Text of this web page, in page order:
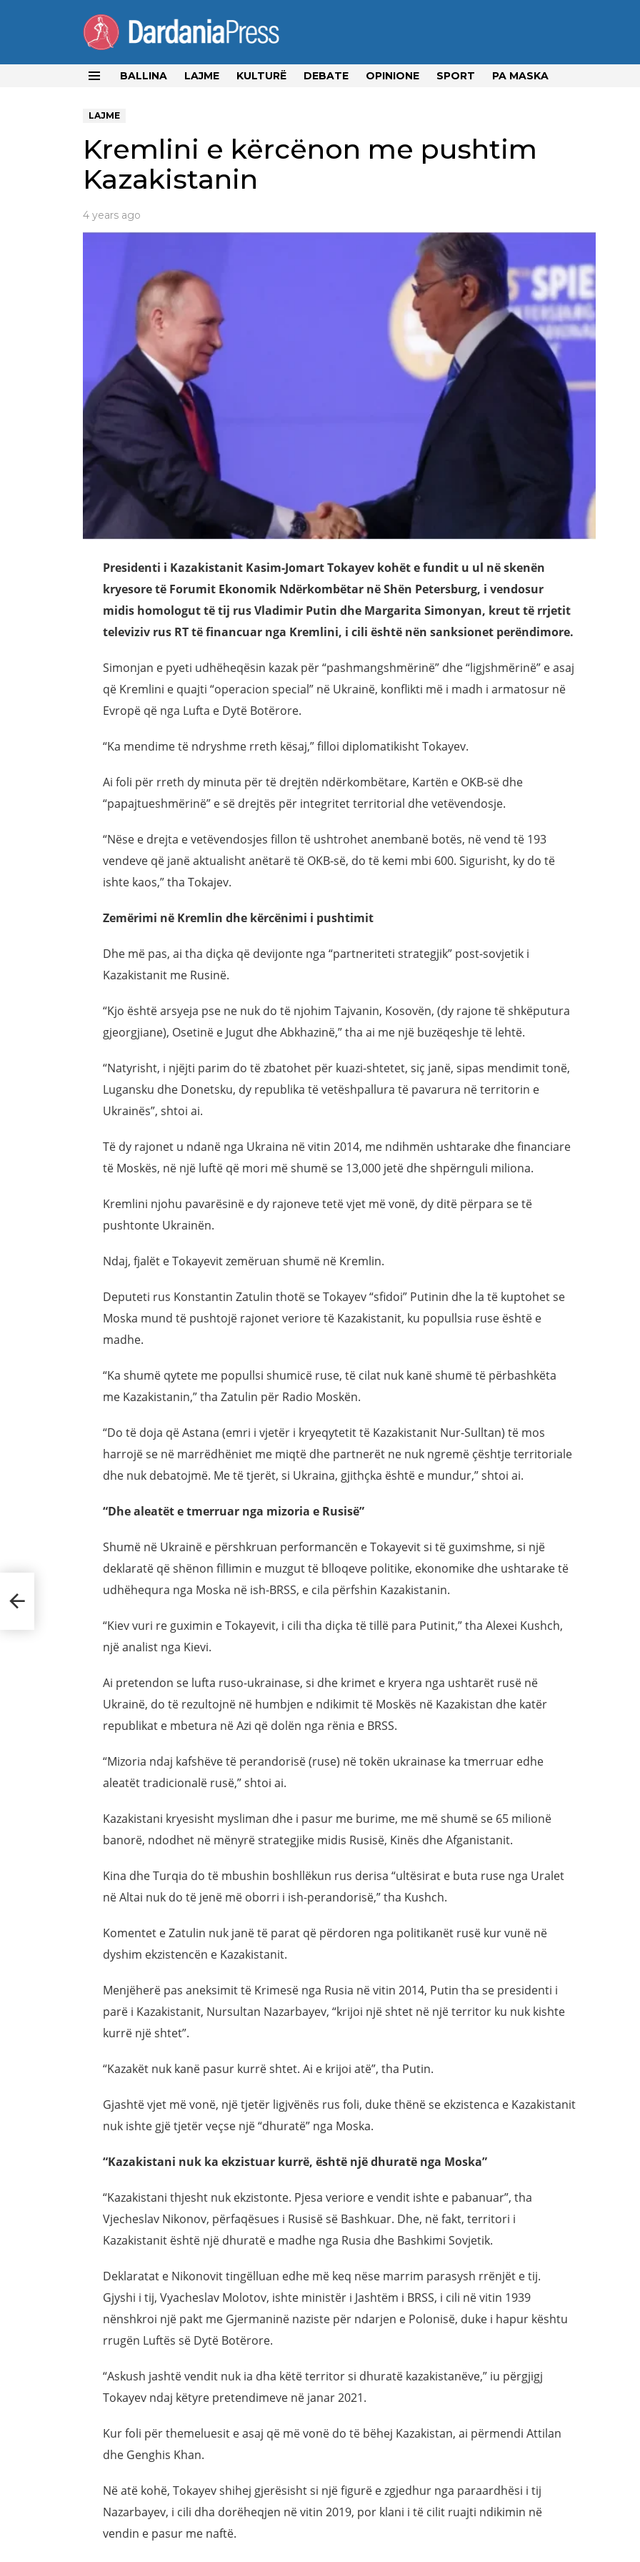
BALLINA LAJME KULTURË DEBATE OPINIONE SPORT PA MASKA
LAJME
Kremlini e kërcënon me pushtim
Kazakistanin
4 years ago
Presidenti i Kazakistanit Kasim-Jomart Tokayev kohët e fundit u ul në skenën
kryesore të Forumit Ekonomik Ndërkombëtar në Shën Petersburg, i vendosur
midis homologut të tij rus Vladimir Putin dhe Margarita Simonyan, kreut të rrjetit
televiziv rus RT të financuar nga Kremlini, i cili është nën sanksionet perëndimore.
Simonjan e pyeti udhëheqësin kazak për “pashmangshmërinë” dhe “ligjshmërinë” e asaj
që Kremlini e quajti “operacion special” në Ukrainë, konflikti më i madh i armatosur në
Evropë që nga Lufta e Dytë Botërore.
“Ka mendime të ndryshme rreth kësaj,” filloi diplomatikisht Tokayev.
Ai foli për rreth dy minuta për të drejtën ndërkombëtare, Kartën e OKB-së dhe
“papajtueshmërinë” e së drejtës për integritet territorial dhe vetëvendosje.
“Nëse e drejta e vetëvendosjes fillon të ushtrohet anembanë botës, në vend të 193
vendeve që janë aktualisht anëtarë të OKB-së, do të kemi mbi 600. Sigurisht, ky do të
ishte kaos,” tha Tokajev.
Zemërimi në Kremlin dhe kërcënimi i pushtimit
Dhe më pas, ai tha diçka që devijonte nga “partneriteti strategjik” post-sovjetik i
Kazakistanit me Rusinë.
“Kjo është arsyeja pse ne nuk do të njohim Tajvanin, Kosovën, (dy rajone të shkëputura
gjeorgjiane), Osetinë e Jugut dhe Abkhazinë,” tha ai me një buzëqeshje të lehtë.
“Natyrisht, i njëjti parim do të zbatohet për kuazi-shtetet, siç janë, sipas mendimit tonë,
Lugansku dhe Donetsku, dy republika të vetëshpallura të pavarura në territorin e
Ukrainës”, shtoi ai.
Të dy rajonet u ndanë nga Ukraina në vitin 2014, me ndihmën ushtarake dhe financiare
të Moskës, në një luftë që mori më shumë se 13,000 jetë dhe shpërnguli miliona.
Kremlini njohu pavarësinë e dy rajoneve tetë vjet më vonë, dy ditë përpara se të
pushtonte Ukrainën.
Ndaj, fjalët e Tokayevit zemëruan shumë në Kremlin.
Deputeti rus Konstantin Zatulin thotë se Tokayev “sfidoi” Putinin dhe la të kuptohet se
Moska mund të pushtojë rajonet veriore të Kazakistanit, ku popullsia ruse është e
madhe.
“Ka shumë qytete me popullsi shumicë ruse, të cilat nuk kanë shumë të përbashkëta
me Kazakistanin,” tha Zatulin për Radio Moskën.
“Do të doja që Astana (emri i vjetër i kryeqytetit të Kazakistanit Nur-Sulltan) të mos
harrojë se në marrëdhëniet me miqtë dhe partnerët ne nuk ngremë çështje territoriale
dhe nuk debatojmë. Me të tjerët, si Ukraina, gjithçka është e mundur,” shtoi ai.
“Dhe aleatët e tmerruar nga mizoria e Rusisë”
Shumë në Ukrainë e përshkruan performancën e Tokayevit si të guximshme, si një
deklaratë që shënon fillimin e muzgut të blloqeve politike, ekonomike dhe ushtarake të
udhëhequra nga Moska në ish-BRSS, e cila përfshin Kazakistanin.
“Kiev vuri re guximin e Tokayevit, i cili tha diçka të tillë para Putinit,” tha Alexei Kushch,
një analist nga Kievi.
Ai pretendon se lufta ruso-ukrainase, si dhe krimet e kryera nga ushtarët rusë në
Ukrainë, do të rezultojnë në humbjen e ndikimit të Moskës në Kazakistan dhe katër
republikat e mbetura në Azi që dolën nga rënia e BRSS.
“Mizoria ndaj kafshëve të perandorisë (ruse) në tokën ukrainase ka tmerruar edhe
aleatët tradicionalë rusë,” shtoi ai.
Kazakistani kryesisht mysliman dhe i pasur me burime, me më shumë se 65 milionë
banorë, ndodhet në mënyrë strategjike midis Rusisë, Kinës dhe Afganistanit.
Kina dhe Turqia do të mbushin boshllëkun rus derisa “ultësirat e buta ruse nga Uralet
në Altai nuk do të jenë më oborri i ish-perandorisë,” tha Kushch.
Komentet e Zatulin nuk janë të parat që përdoren nga politikanët rusë kur vunë në
dyshim ekzistencën e Kazakistanit.
Menjëherë pas aneksimit të Krimesë nga Rusia në vitin 2014, Putin tha se presidenti i
parë i Kazakistanit, Nursultan Nazarbayev, “krijoi një shtet në një territor ku nuk kishte
kurrë një shtet”.
“Kazakët nuk kanë pasur kurrë shtet. Ai e krijoi atë”, tha Putin.
Gjashtë vjet më vonë, një tjetër ligjvënës rus foli, duke thënë se ekzistenca e Kazakistanit
nuk ishte gjë tjetër veçse një “dhuratë” nga Moska.
“Kazakistani nuk ka ekzistuar kurrë, është një dhuratë nga Moska”
“Kazakistani thjesht nuk ekzistonte. Pjesa veriore e vendit ishte e pabanuar”, tha
Vjecheslav Nikonov, përfaqësues i Rusisë së Bashkuar. Dhe, në fakt, territori i
Kazakistanit është një dhuratë e madhe nga Rusia dhe Bashkimi Sovjetik.
Deklaratat e Nikonovit tingëlluan edhe më keq nëse marrim parasysh rrënjët e tij.
Gjyshi i tij, Vyacheslav Molotov, ishte ministër i Jashtëm i BRSS, i cili në vitin 1939
nënshkroi një pakt me Gjermaninë naziste për ndarjen e Polonisë, duke i hapur kështu
rrugën Luftës së Dytë Botërore.
“Askush jashtë vendit nuk ia dha këtë territor si dhuratë kazakistanëve,” iu përgjigj
Tokayev ndaj këtyre pretendimeve në janar 2021.
Kur foli për themeluesit e asaj që më vonë do të bëhej Kazakistan, ai përmendi Attilan
dhe Genghis Khan.
Në atë kohë, Tokayev shihej gjerësisht si një figurë e zgjedhur nga paraardhësi i tij
Nazarbayev, i cili dha dorëheqjen në vitin 2019, por klani i të cilit ruajti ndikimin në
vendin e pasur me naftë.